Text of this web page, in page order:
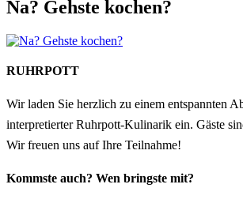
Na? Gehste kochen?
RUHRPOTT
Wir laden Sie herzlich zu einem entspannten
interpretierter Ruhrpott-Kulinarik ein. Gäste
Wir freuen uns auf Ihre Teilnahme!
Kommste auch? Wen bringste mit?